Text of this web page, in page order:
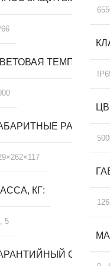
К
ММ РАЗМЕРЫ,
КГ
5
СРОК,